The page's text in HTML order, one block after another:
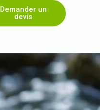
Demander un
devis